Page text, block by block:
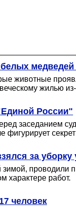
белых
животные
жилью
России"
заседанием
фигурирует
за
проводили
характере работ.
человек